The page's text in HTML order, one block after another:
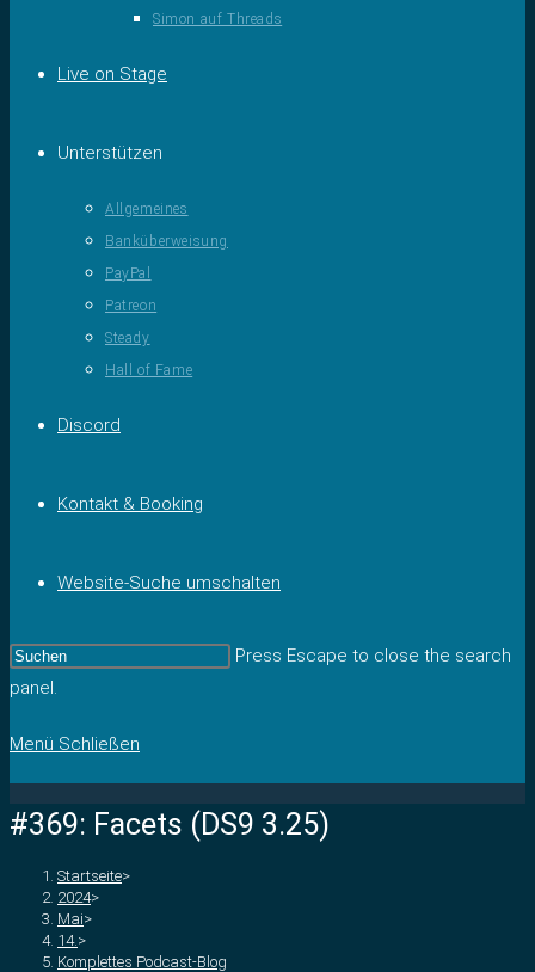
Simon auf Threads
Live on Stage
Unterstützen
Allgemeines
Banküberweisung
PayPal
Patreon
Steady
Hall of Fame
Discord
Kontakt & Booking
Website-Suche umschalten
Press Escape to close the search
panel.
Menü Schließen
#369: Facets (DS9 3.25)
Startseite>
2024>
Mai>
14. >
Komplettes Podcast-Blog